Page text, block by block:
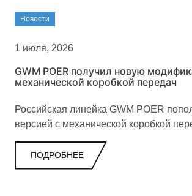
Новости
1 июля, 2026
GWM POER получил новую
механической коробкой передач
Российская линейка GWM POER
версией с механической коробкой
комплектацию «Комфорт».
ПОДРОБНЕЕ